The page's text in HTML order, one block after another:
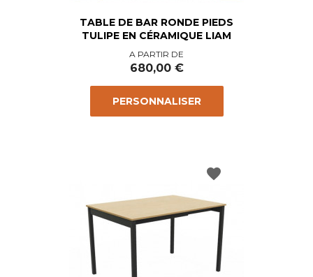
TABLE DE BAR RONDE PIEDS
TULIPE EN CÉRAMIQUE LIAM
Prix
A PARTIR DE
680,00 €
PERSONNALISER
favorite